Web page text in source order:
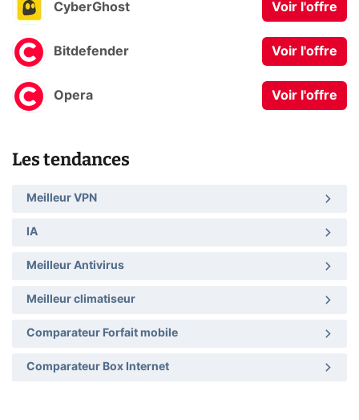
CyberGhost Voir l'offre
Bitdefender Voir l'offre
Opera Voir l'offre
Les tendances
Meilleur VPN
IA
Meilleur Antivirus
Meilleur climatiseur
Comparateur Forfait mobile
Comparateur Box Internet